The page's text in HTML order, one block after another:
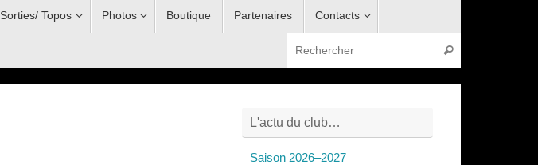
Sorties/ Topos Photos Boutique Partenaires Contacts
Rechercher
L'actu du club…
Saison 2026–2027